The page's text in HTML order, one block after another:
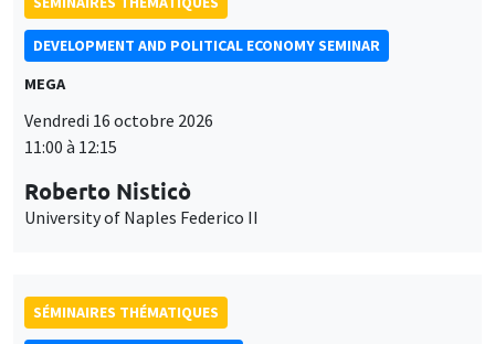
DEVELOPMENT AND POLITICAL ECONOMY SEMINAR
MEGA
Vendredi 16 octobre 2026
11:00 à 12:15
Roberto Nisticò
University of Naples Federico II
SÉMINAIRES THÉMATIQUES